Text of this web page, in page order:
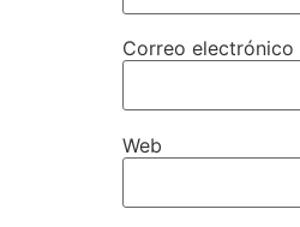
Correo electrónico
Web